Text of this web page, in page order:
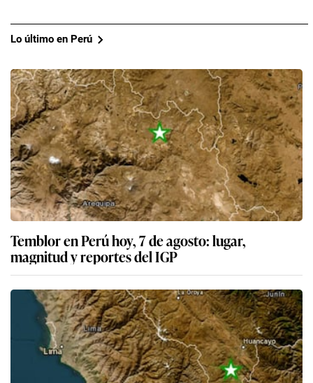
Lo último en Perú
Temblor en Perú hoy, 7 de agosto: lugar,
magnitud y reportes del IGP